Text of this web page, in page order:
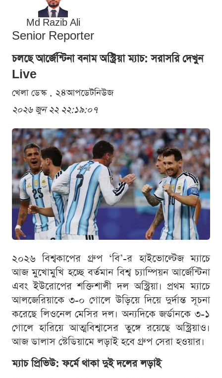
Md Razib Ali
Senior Reporter
চলছে আর্জেন্টিনা বনাম অস্ট্রিয়া ম্যাচ: সরাসরি দেখুন
Live
খেলা ডেস্ক . ২৪আপডেটনিউজ
২০২৬ জুন ২২ ২২:১৯:০৭
২০২৬ বিশ্বকাপের গ্রুপ ‘বি’-র হাইভোল্টেজ ম্যাচে
আজ মুখোমুখি হচ্ছে বর্তমান বিশ্ব চ্যাম্পিয়ন আর্জেন্টিনা
এবং ইউরোপের শক্তিশালী দল অস্ট্রিয়া। প্রথম ম্যাচে
আলজেরিয়াকে ৩-০ গোলে উড়িয়ে দিয়ে দুর্দান্ত সূচনা
করেছে লিওনেল মেসির দল। অন্যদিকে জর্ডানকে ৩-১
গোলে হারিয়ে আত্মবিশ্বাসের তুঙ্গে রয়েছে অস্ট্রিয়াও।
আজ ডালাস স্টেডিয়ামে লড়াই হবে গ্রুপ সেরা হওয়ার।
ম্যাচ প্রিভিউ: ফর্মে থাকা দুই দলের লড়াই